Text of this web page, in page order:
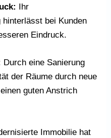
Ihr
bei Kunden
Eindruck.
Durch eine Sanierung
der Räume durch neue
guten Anstrich
Immobilie hat